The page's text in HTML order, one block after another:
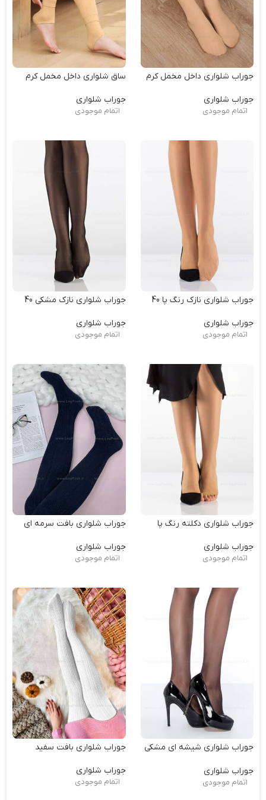
جوراب شلواری داخل مخمل کرم
جوراب شلواری
اتمام موجودی
ساق شلواری داخل مخمل کرم
جوراب شلواری
اتمام موجودی
جوراب شلواری نازک رنگ پا 40
جوراب شلواری
اتمام موجودی
جوراب شلواری نازک مشکی 40
جوراب شلواری
اتمام موجودی
جوراب شلواری دکلته رنگ پا
جوراب شلواری
اتمام موجودی
جوراب شلواری بافت سرمه ای
جوراب شلواری
اتمام موجودی
جوراب شلواری شیشه ای مشکی
جوراب شلواری
اتمام موجودی
جوراب شلواری بافت سفید
جوراب شلواری
اتمام موجودی